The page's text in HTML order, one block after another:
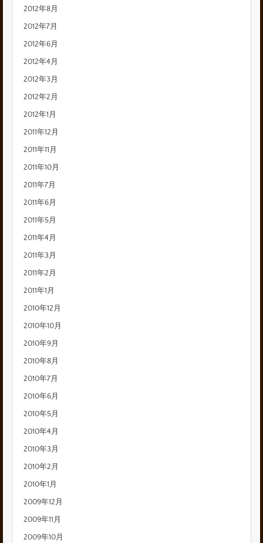
2012年8月
2012年7月
2012年6月
2012年4月
2012年3月
2012年2月
2012年1月
2011年12月
2011年11月
2011年10月
2011年7月
2011年6月
2011年5月
2011年4月
2011年3月
2011年2月
2011年1月
2010年12月
2010年10月
2010年9月
2010年8月
2010年7月
2010年6月
2010年5月
2010年4月
2010年3月
2010年2月
2010年1月
2009年12月
2009年11月
2009年10月